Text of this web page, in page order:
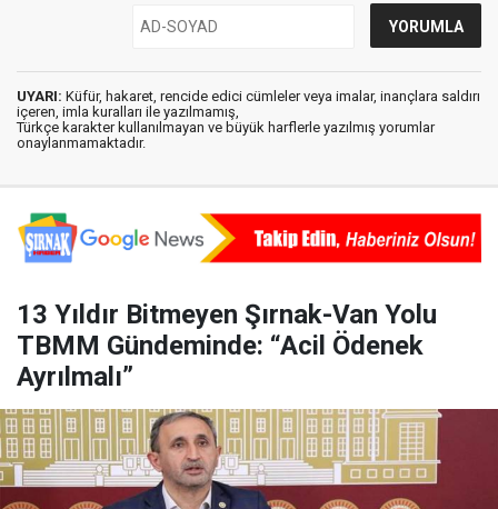
UYARI: Küfür, hakaret, rencide edici cümleler veya imalar, inançlara saldırı
içeren, imla kuralları ile yazılmamış,
Türkçe karakter kullanılmayan ve büyük harflerle yazılmış yorumlar
onaylanmamaktadır.
13 Yıldır Bitmeyen Şırnak-Van Yolu
TBMM Gündeminde: “Acil Ödenek
Ayrılmalı”